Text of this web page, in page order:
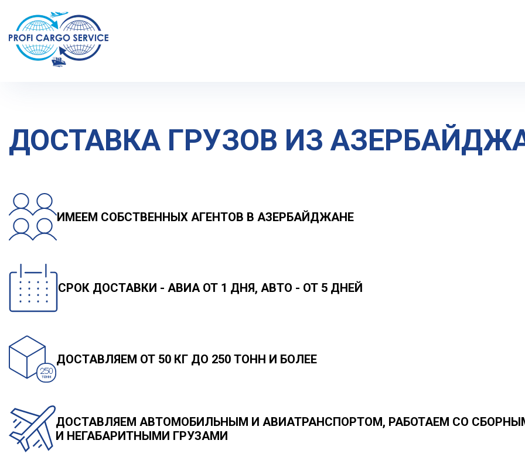
Главная География перевозок
ДОСТАВКА ГРУЗОВ ИЗ
ИМЕЕМ СОБСТВЕННЫХ АГЕНТОВ В АЗЕРБАЙДЖАНЕ
СРОК ДОСТАВКИ - АВИА ОТ 1 ДНЯ, АВТО - ОТ 5 ДНЕЙ
ДОСТАВЛЯЕМ ОТ 50 КГ ДО 250 ТОНН И БОЛЕЕ
ДОСТАВЛЯЕМ АВТОМОБИЛЬНЫМ И АВИАТРАНСПОРТОМ, РАБОТАЕМ СО
И НЕГАБАРИТНЫМИ ГРУЗАМИ